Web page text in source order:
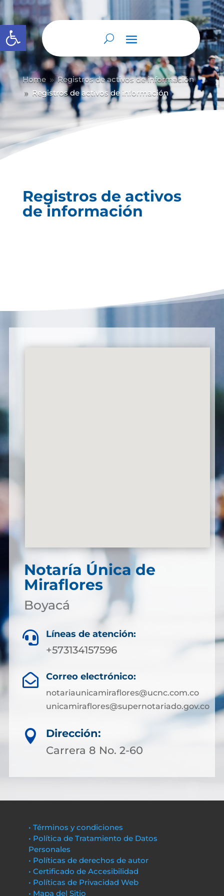
Abrir barra de herramientas
Home 9 Registros de activos de información
9 Registros de activos de información
Registros de activos
de información
Notaría Única de
Miraflores
Boyacá
 Líneas de atención:
+573134157596
 Correo electrónico:
notariaunicamiraflores@ucnc.com.co
unicamiraflores@supernotariado.gov.co

Dirección:
Carrera 8 No. 2-60
• Términos y condiciones
• Política de Tratamiento de Datos
Personales
• Políticas de derechos de autor
• Certificado de Accesibilidad
• Políticas de Privacidad Web
• Mapa del Sitio